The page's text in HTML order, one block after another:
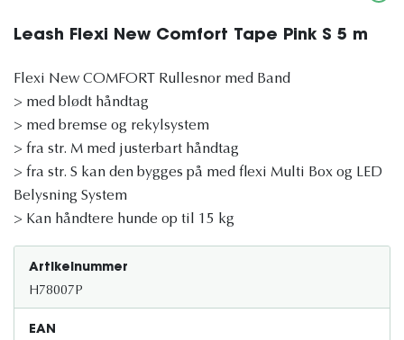
Leash Flexi New Comfort Tape Pink S 5 m
Flexi New COMFORT Rullesnor med Band
> med blødt håndtag
> med bremse og rekylsystem
> fra str. M med justerbart håndtag
> fra str. S kan den bygges på med flexi Multi Box og LED
Belysning System
> Kan håndtere hunde op til 15 kg
Artikelnummer
H78007P
EAN